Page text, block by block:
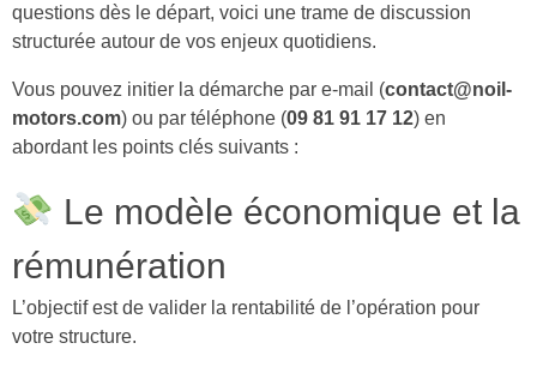
questions dès le départ, voici une trame de discussion
structurée autour de vos enjeux quotidiens.
Vous pouvez initier la démarche par e-mail (contact@noil-
motors.com) ou par téléphone (09 81 91 17 12) en
abordant les points clés suivants :
Le modèle économique et la
rémunération
L’objectif est de valider la rentabilité de l’opération pour
votre structure.